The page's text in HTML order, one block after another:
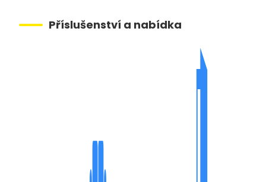
Příslušenství a nabídka